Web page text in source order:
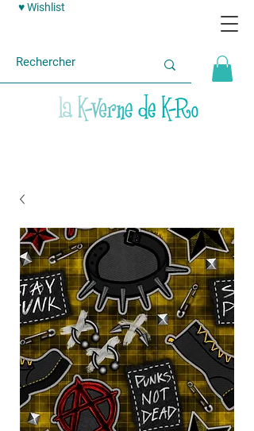
♥ Wishlist